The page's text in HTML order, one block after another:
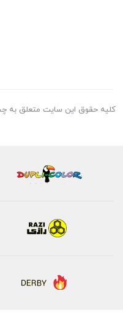
کلیه حقوق این سایت متعلق به